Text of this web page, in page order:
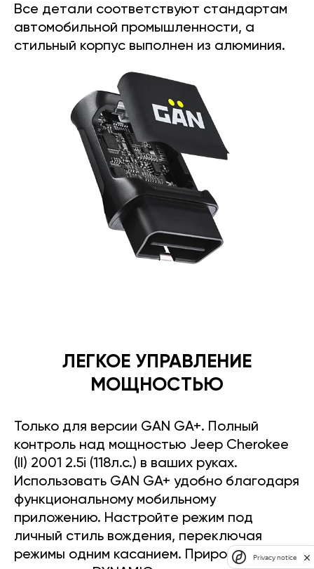
Все детали соответствуют стандартам
автомобильной промышленности, а
стильный корпус выполнен из алюминия.
ЛЕГКОЕ УПРАВЛЕНИЕ
МОЩНОСТЬЮ
Только для версии GAN GA+. Полный
контроль над мощностью Jeep Cherokee
(II) 2001 2.5i (118л.с.) в ваших руках.
Использовать GAN GA+ удобно благодаря
функциональному мобильному
приложению. Настройте режим под
личный стиль вождения, переключая
режимы одним касанием. Прирост
Privacy notice